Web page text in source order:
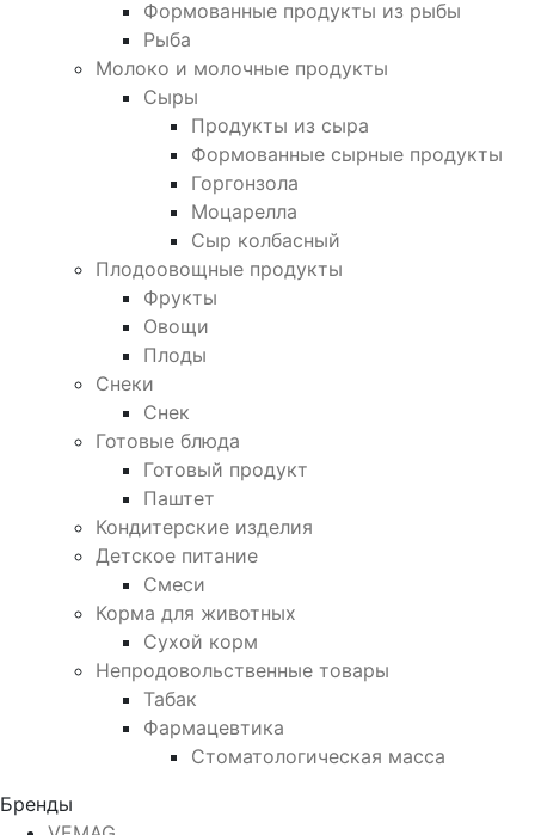
Формованные продукты из рыбы
Рыба
Молоко и молочные продукты
Сыры
Продукты из сыра
Формованные сырные продукты
Горгонзола
Моцарелла
Сыр колбасный
Плодоовощные продукты
Фрукты
Овощи
Плоды
Снеки
Снек
Готовые блюда
Готовый продукт
Паштет
Кондитерские изделия
Детское питание
Смеси
Корма для животных
Сухой корм
Непродовольственные товары
Табак
Фармацевтика
Стоматологическая масса
Бренды